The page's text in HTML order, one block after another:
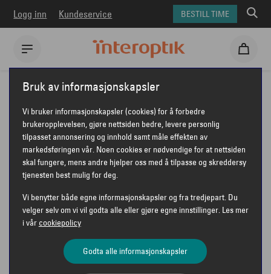
Logg inn Kundeservice BESTILL TIME
Interoptik Solbriller
Saint Laurent solbriller
SAINT LAURENT SL 662
Bruk av informasjonskapsler
Vi bruker informasjonskapsler (cookies) for å forbedre
brukeropplevelsen, gjøre nettsiden bedre, levere personlig
tilpasset annonsering og innhold samt måle effekten av
markedsføringen vår. Noen cookies er nødvendige for at nettsiden
skal fungere, mens andre hjelper oss med å tilpasse og skreddersy
tjenesten best mulig for deg.
Vi benytter både egne informasjonskapsler og fra tredjepart. Du
velger selv om vi vil godta alle eller gjøre egne innstillinger. Les mer
i vår cookiepolicy
Godta alle informasjonskapsler